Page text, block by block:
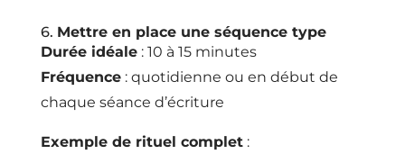
6. Mettre en place une séquence type
Durée idéale : 10 à 15 minutes
Fréquence : quotidienne ou en début de
chaque séance d’écriture
Exemple de rituel complet :